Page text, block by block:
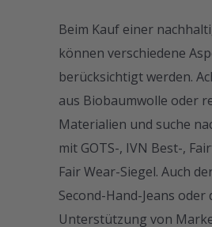
Beim Kauf einer
können verschiedene
berücksichtigt werden.
aus Biobaumwolle oder
Materialien und suche
mit GOTS-, IVN Best-,
Fair Wear-Siegel. Auch
Second-Hand-Jeans oder
Unterstützung von